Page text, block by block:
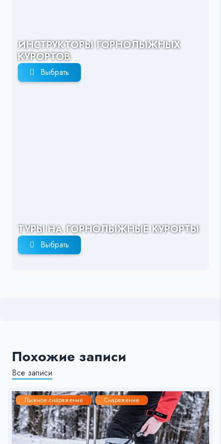
ИНСТРУКТОРЫ ГОРНОЛЫЖНЫХ
КУРОРТОВ
Выбрать
ТУРЫ НА ГОРНОЛЫЖНЫЕ КУРОРТЫ
Выбрать
Похожие записи
Все записи
Лыжное снаряжение Снаряжение